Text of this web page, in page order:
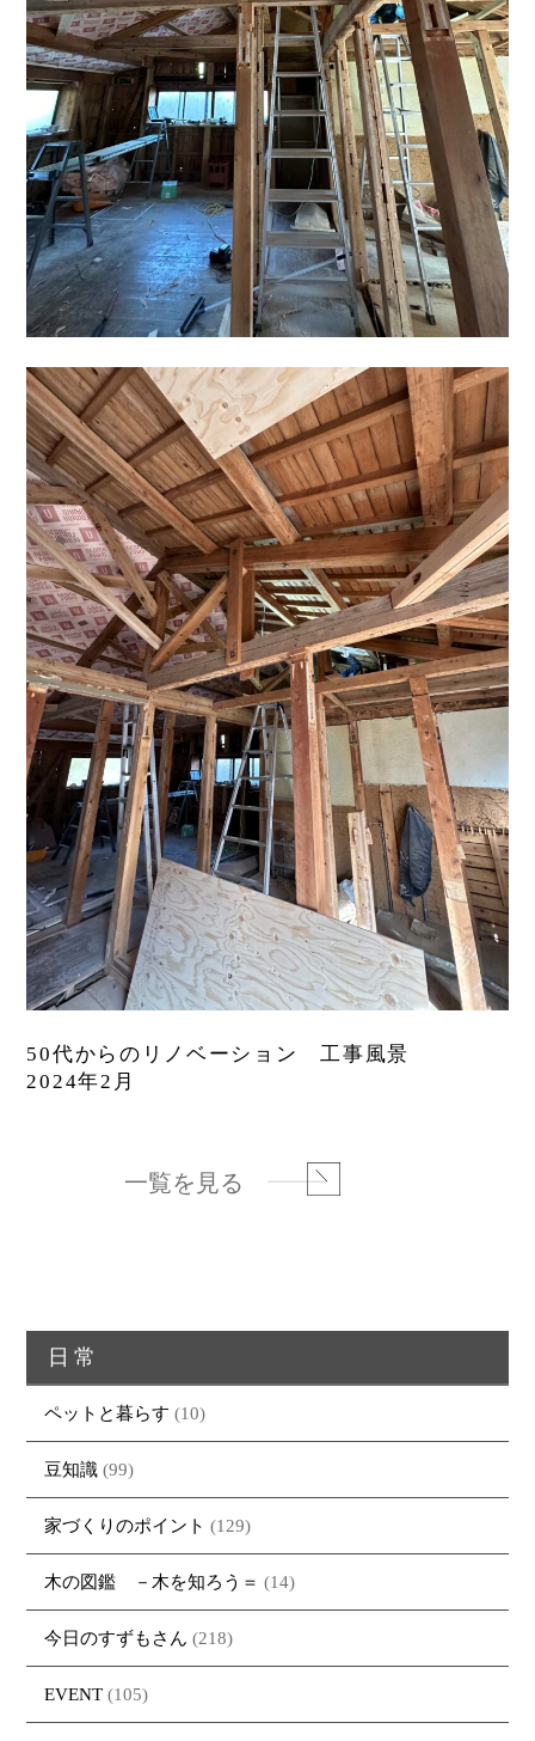
50代からのリノベーション 工事風景
2024年2月
一覧を見る
日常
ペットと暮らす (10)
豆知識 (99)
家づくりのポイント (129)
木の図鑑 －木を知ろう＝ (14)
今日のすずもさん (218)
EVENT (105)